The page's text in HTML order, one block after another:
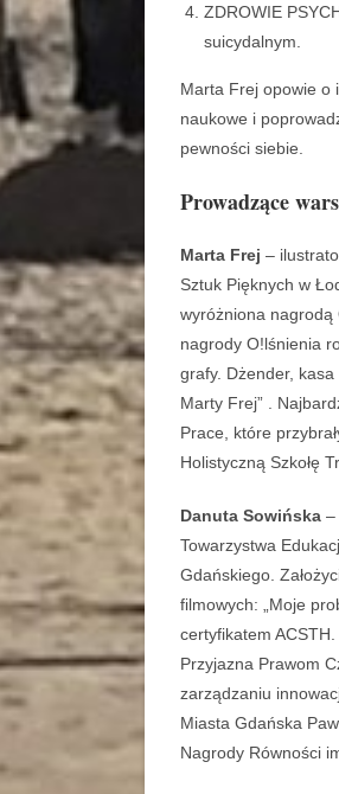
ZDROWIE
suicydalnym.
Marta Frej opowie o
naukowe i
pewności siebie.
Prowadzące
Marta Frej –
Sztuk Pięknych w
wyróżniona nagrodą
nagrody O!lśnienia
grafy. Dżender, kasa
Marty Frej” .
Prace, które
Holistyczną Szkołę
Danuta Sowińska –
Towarzystwa
Gdańskiego.
filmowych: „Moje
certyfikatem
Przyjazna Prawom
zarządzaniu
Miasta Gdańska
Nagrody Równości